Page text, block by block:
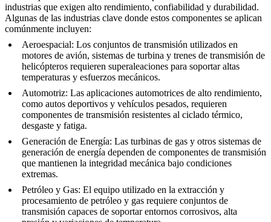
industrias que exigen alto rendimiento, confiabilidad y durabilidad.
Algunas de las industrias clave donde estos componentes se aplican
comúnmente incluyen:
Aeroespacial: Los conjuntos de transmisión utilizados en
motores de avión, sistemas de turbina y trenes de transmisión de
helicópteros requieren superaleaciones para soportar altas
temperaturas y esfuerzos mecánicos.
Automotriz: Las aplicaciones automotrices de alto rendimiento,
como autos deportivos y vehículos pesados, requieren
componentes de transmisión resistentes al ciclado térmico,
desgaste y fatiga.
Generación de Energía: Las turbinas de gas y otros sistemas de
generación de energía dependen de componentes de transmisión
que mantienen la integridad mecánica bajo condiciones
extremas.
Petróleo y Gas: El equipo utilizado en la extracción y
procesamiento de petróleo y gas requiere conjuntos de
transmisión capaces de soportar entornos corrosivos, alta